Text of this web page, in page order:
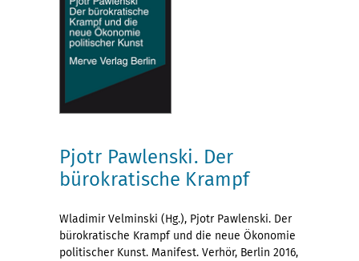
Pjotr Pawlenski. Der
bürokratische Krampf
Wladimir Velminski (Hg.), Pjotr Pawlenski. Der
bürokratische Krampf und die neue Ökonomie
politischer Kunst. Manifest. Verhör, Berlin 2016,